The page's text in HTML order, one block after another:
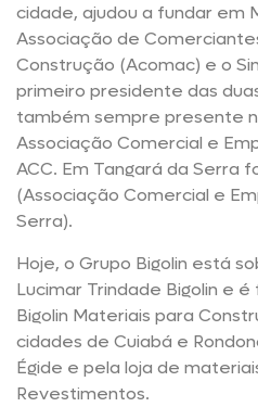
cidade, ajudou a fundar em
Associação de
Construção (Acomac) e o
primeiro presidente das
também sempre presente
Associação Comercial e
ACC. Em Tangará da Serra
(Associação Comercial e
Serra).
Hoje, o Grupo Bigolin está
Lucimar Trindade Bigolin e
Bigolin Materiais para
cidades de Cuiabá e
Égide e pela loja de
Revestimentos.